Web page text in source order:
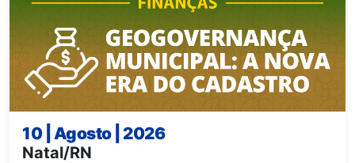
10 | Agosto | 2026
Natal/RN